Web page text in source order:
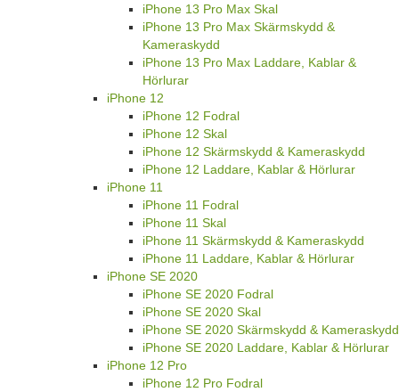
iPhone 13 Pro Max Skal
iPhone 13 Pro Max Skärmskydd &
Kameraskydd
iPhone 13 Pro Max Laddare, Kablar &
Hörlurar
iPhone 12
iPhone 12 Fodral
iPhone 12 Skal
iPhone 12 Skärmskydd & Kameraskydd
iPhone 12 Laddare, Kablar & Hörlurar
iPhone 11
iPhone 11 Fodral
iPhone 11 Skal
iPhone 11 Skärmskydd & Kameraskydd
iPhone 11 Laddare, Kablar & Hörlurar
iPhone SE 2020
iPhone SE 2020 Fodral
iPhone SE 2020 Skal
iPhone SE 2020 Skärmskydd & Kameraskydd
iPhone SE 2020 Laddare, Kablar & Hörlurar
iPhone 12 Pro
iPhone 12 Pro Fodral